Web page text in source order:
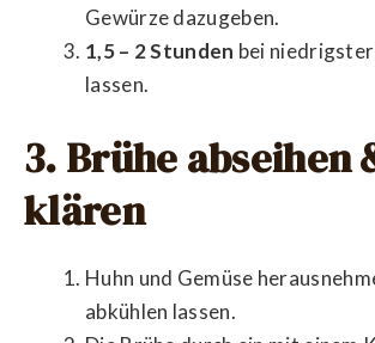
Gewürze dazugeben.
1,5 – 2 Stunden bei
lassen.
3. Brühe abseihen
klären
Huhn und Gemüse
abkühlen lassen.